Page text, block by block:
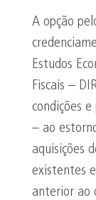
A opção
Estudos
Fiscais –
condições
– ao
aquisições
existentes
anterior ao